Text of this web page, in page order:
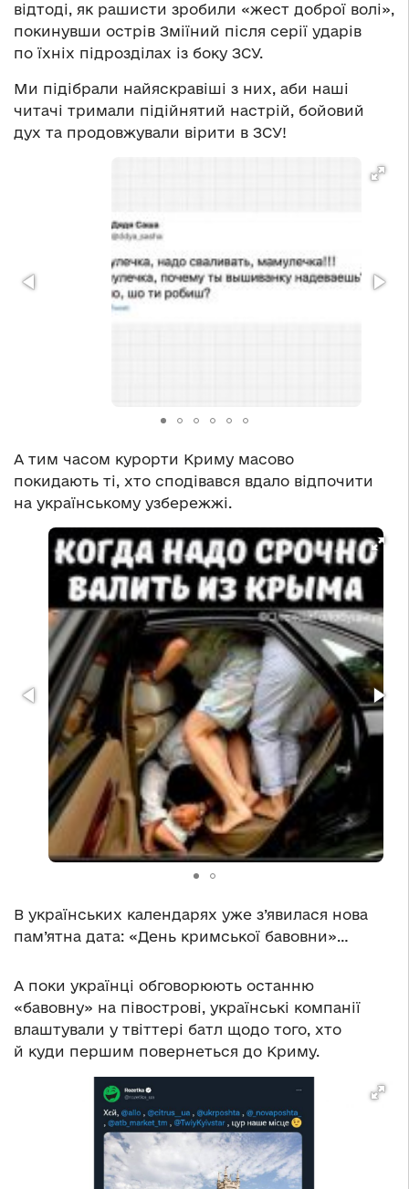
відтоді, як рашисти зробили «жест доброї волі»,
покинувши острів Зміїний після серії ударів
по їхніх підрозділах із боку ЗСУ.
Ми підібрали найяскравіші з них, аби наші
читачі тримали підійнятий настрій, бойовий
дух та продовжували вірити в ЗСУ!
А тим часом курорти Криму масово
покидають ті, хто сподівався вдало відпочити
на українському узбережжі.
В українських календарях уже з’явилася нова
пам’ятна дата: «День кримської бавовни»…
А поки українці обговорюють останню
«бавовну» на півострові, українські компанії
влаштували у твіттері батл щодо того, хто
й куди першим повернеться до Криму.